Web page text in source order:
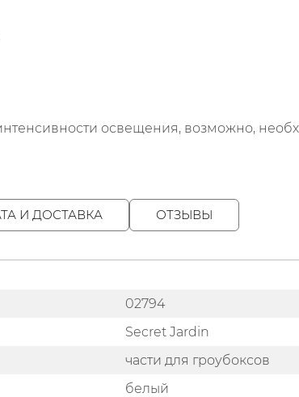
освещения, возможно,
И ДОСТАВКА ОТЗЫВЫ
02794
Secret Jardin
части для гроубоксов
белый